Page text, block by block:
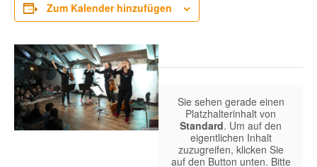
Zum Kalender hinzufügen
Sie sehen gerade einen
Platzhalterinhalt von
Standard. Um auf den
eigentlichen Inhalt
zuzugreifen, klicken Sie
auf den Button unten. Bitte